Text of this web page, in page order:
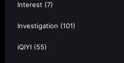
Interest (7)
Investigation (101)
iQIYI (55)